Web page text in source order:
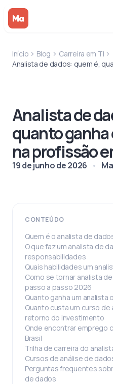
Início Blog
Carreira em TI
Analista de
quanto
na profissão
19 de junho de 2026
CONTEÚDO
Quem é o analista de
O que faz um analista de
responsabilidades
Quais habilidades um
Como se tornar analista
passo a passo 2026
Quanto ganha um analista
Quanto custa um curso de
retorno do investimento
Onde encontrar emprego
Brasil
Trilha de carreira do
Cursos de análise de
Perguntas frequentes
de dados